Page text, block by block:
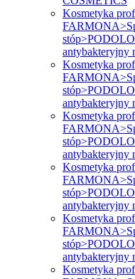
Kosmetyka
antybakteryjny
Kosmetyka
antybakteryjny
Kosmetyka
antybakteryjny
Kosmetyka
antybakteryjny
Kosmetyka
antybakteryjny
Kosmetyka